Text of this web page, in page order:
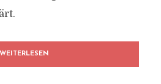
WEITERLESEN